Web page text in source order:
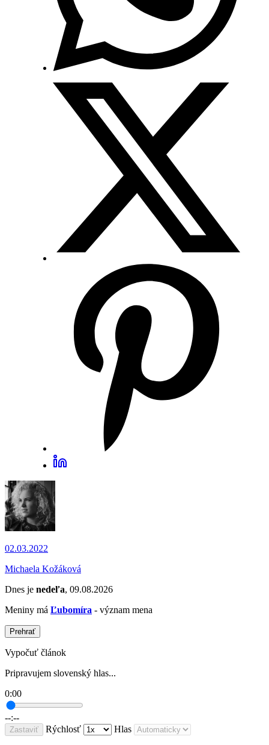
02.03.2022
Michaela Kožáková
Dnes je nedeľa, 09.08.2026
Meniny má Ľubomíra - význam mena
Prehrať
Vypočuť článok
Pripravujem slovenský hlas...
0:00
--:--
Zastaviť Rýchlosť Hlas